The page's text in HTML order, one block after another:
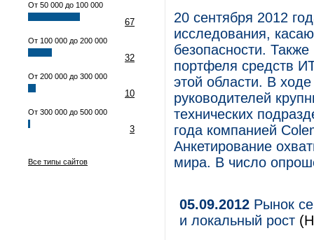
От 50 000 до 100 000
67
От 100 000 до 200 000
32
От 200 000 до 300 000
10
От 300 000 до 500 000
3
Все типы сайтов
20 сентября 2012
исследования,
безопасности.
портфеля средств
этой области. В
руководителей
технических
года компанией
Анкетирование
мира. В число
05.09.2012 Рынок
и локальный рост